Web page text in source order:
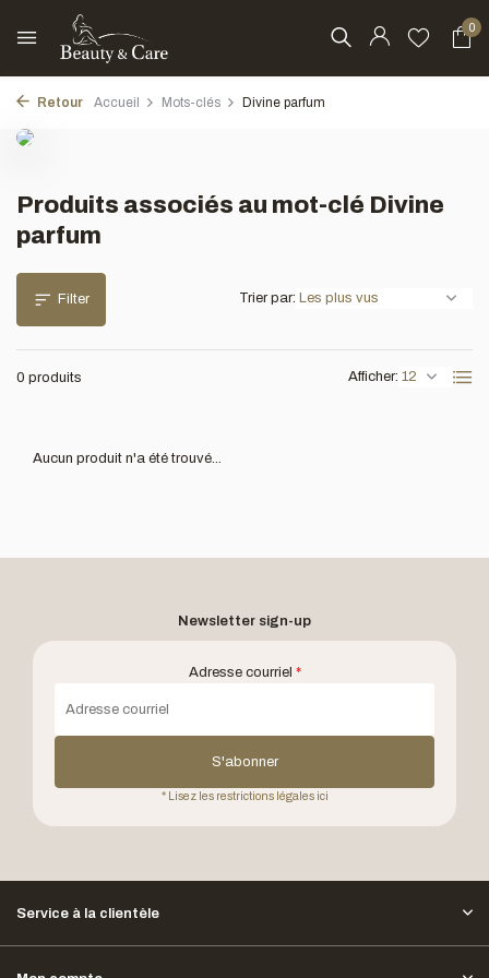
0
Retour Accueil Mots-clés Divine parfum
Produits associés au mot-clé Divine
parfum
Filter
0 produits Afficher:
Trier par:
Aucun produit n'a été trouvé...
Newsletter sign-up
Adresse courriel *
S'abonner
* Lisez les restrictions légales ici
Service à la clientèle